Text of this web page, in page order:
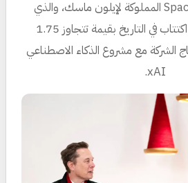
العام الأولي لشركة SpaceX المملوكة لإيلون ماسك، والذي
يُتوقع أن يكون أكبر اكتتاب في التاريخ بقيمة تتجاوز 1.75
الشركة مع مشروع الذكاء الاصطناعي
xAI.